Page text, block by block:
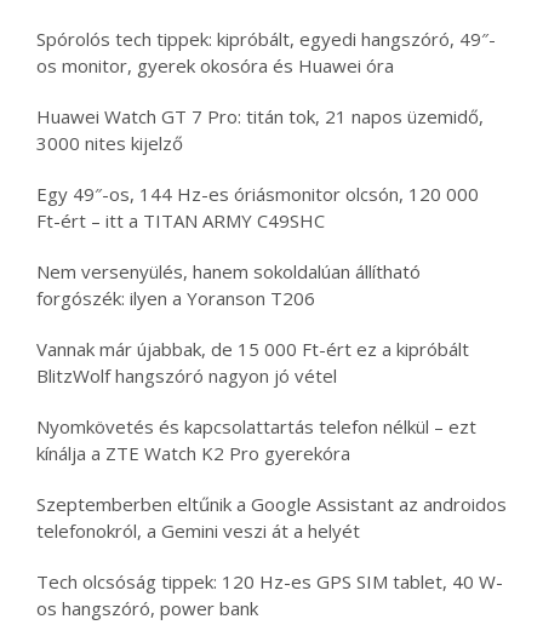
Spórolós tech tippek: kipróbált, egyedi hangszóró, 49″-
os monitor, gyerek okosóra és Huawei óra
Huawei Watch GT 7 Pro: titán tok, 21 napos üzemidő,
3000 nites kijelző
Egy 49″-os, 144 Hz-es óriásmonitor olcsón, 120 000
Ft-ért – itt a TITAN ARMY C49SHC
Nem versenyülés, hanem sokoldalúan állítható
forgószék: ilyen a Yoranson T206
Vannak már újabbak, de 15 000 Ft-ért ez a kipróbált
BlitzWolf hangszóró nagyon jó vétel
Nyomkövetés és kapcsolattartás telefon nélkül – ezt
kínálja a ZTE Watch K2 Pro gyerekóra
Szeptemberben eltűnik a Google Assistant az androidos
telefonokról, a Gemini veszi át a helyét
Tech olcsóság tippek: 120 Hz-es GPS SIM tablet, 40 W-
os hangszóró, power bank